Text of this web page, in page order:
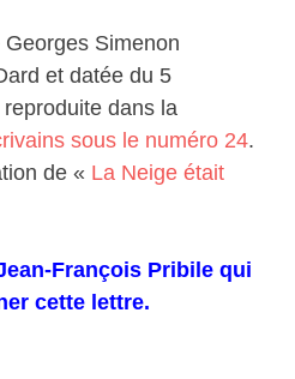
Simenon
et datée du 5
dans la
sous le numéro 24.
de « La Neige était
François Pribile qui
cette lettre.